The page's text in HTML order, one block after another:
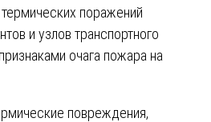
поражений
и узлов транспортного
очага пожара на
повреждения,